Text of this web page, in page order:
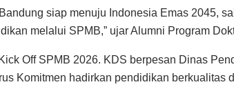
siap menuju Indonesia Emas 2045,
melalui SPMB,” ujar Alumni Program
Off SPMB 2026. KDS berpesan Dinas
Komitmen hadirkan pendidikan berkualitas